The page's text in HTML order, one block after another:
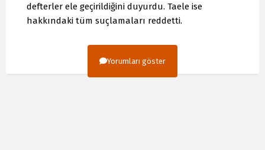
defterler ele geçirildiğini duyurdu. Taele ise
hakkındaki tüm suçlamaları reddetti.
Yorumları göster